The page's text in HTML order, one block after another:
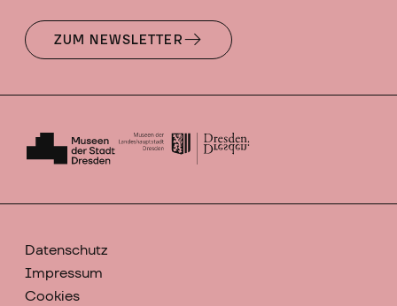
ZUM NEWSLETTER
Datenschutz
Impressum
Cookies